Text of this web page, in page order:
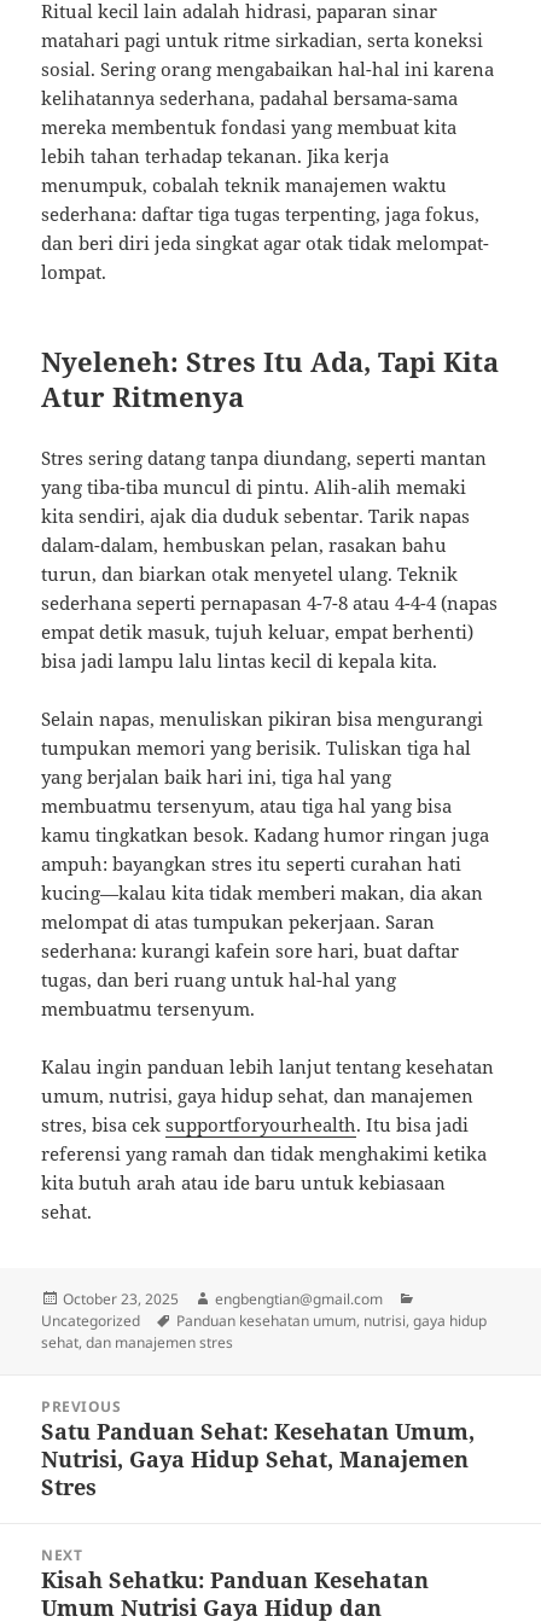
Ritual kecil lain adalah hidrasi, paparan sinar
matahari pagi untuk ritme sirkadian, serta koneksi
sosial. Sering orang mengabaikan hal-hal ini karena
kelihatannya sederhana, padahal bersama-sama
mereka membentuk fondasi yang membuat kita
lebih tahan terhadap tekanan. Jika kerja
menumpuk, cobalah teknik manajemen waktu
sederhana: daftar tiga tugas terpenting, jaga fokus,
dan beri diri jeda singkat agar otak tidak melompat-
lompat.
Nyeleneh: Stres Itu Ada, Tapi Kita
Atur Ritmenya
Stres sering datang tanpa diundang, seperti mantan
yang tiba-tiba muncul di pintu. Alih-alih memaki
kita sendiri, ajak dia duduk sebentar. Tarik napas
dalam-dalam, hembuskan pelan, rasakan bahu
turun, dan biarkan otak menyetel ulang. Teknik
sederhana seperti pernapasan 4-7-8 atau 4-4-4 (napas
empat detik masuk, tujuh keluar, empat berhenti)
bisa jadi lampu lalu lintas kecil di kepala kita.
Selain napas, menuliskan pikiran bisa mengurangi
tumpukan memori yang berisik. Tuliskan tiga hal
yang berjalan baik hari ini, tiga hal yang
membuatmu tersenyum, atau tiga hal yang bisa
kamu tingkatkan besok. Kadang humor ringan juga
ampuh: bayangkan stres itu seperti curahan hati
kucing—kalau kita tidak memberi makan, dia akan
melompat di atas tumpukan pekerjaan. Saran
sederhana: kurangi kafein sore hari, buat daftar
tugas, dan beri ruang untuk hal-hal yang
membuatmu tersenyum.
Kalau ingin panduan lebih lanjut tentang kesehatan
umum, nutrisi, gaya hidup sehat, dan manajemen
stres, bisa ceksupportforyourhealth. Itu bisa jadi
referensi yang ramah dan tidak menghakimi ketika
kita butuh arah atau ide baru untuk kebiasaan
sehat.
Posted
on
October 23, 2025 Author
engbengtian@gmail.com
Uncategorized
Tags
Panduan kesehatan umum, nutrisi, gaya hidup
sehat, dan manajemen stres
navigation
PREVIOUS
Previous
post:
Satu Panduan Sehat: Kesehatan Umum,
Nutrisi, Gaya Hidup Sehat, Manajemen
Stres
NEXT
Next
post:
Kisah Sehatku: Panduan Kesehatan
Umum Nutrisi Gaya Hidup dan